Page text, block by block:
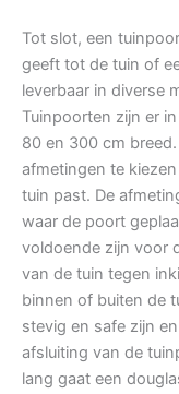
Tot slot, een
geeft tot de tuin of
leverbaar in diverse
Tuinpoorten zijn er
80 en 300 cm
afmetingen te
tuin past. De
waar de poort
voldoende zijn voor
van de tuin tegen
binnen of buiten de
stevig en safe zijn
afsluiting van de
lang gaat een